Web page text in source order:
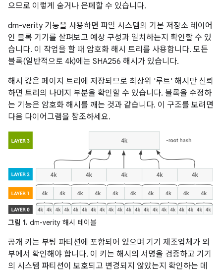
으므로 이렇게 숨거나 은폐할 수 있습니다.
dm-verity 기능을 사용하면 파일 시스템의 기본 저장소 레이어
인 블록 기기를 살펴보고 예상 구성과 일치하는지 확인할 수 있
습니다. 이 작업을 할 때 암호화 해시 트리를 사용합니다. 모든
블록(일반적으로 4k)에는 SHA256 해시가 있습니다.
해시 값은 페이지 트리에 저장되므로 최상위 '루트' 해시만 신뢰
하면 트리의 나머지 부분을 확인할 수 있습니다. 블록을 수정하
는 기능은 암호화 해시를 깨는 것과 같습니다. 이 구조를 보려면
다음 다이어그램을 참조하세요.
그림 1. dm-verity 해시 테이블
공개 키는 부팅 파티션에 포함되어 있으며 기기 제조업체가 외
부에서 확인해야 합니다. 이 키는 해시의 서명을 검증하고 기기
의 시스템 파티션이 보호되고 변경되지 않았는지 확인하는 데